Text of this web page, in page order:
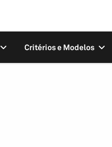
Critérios e Modelos